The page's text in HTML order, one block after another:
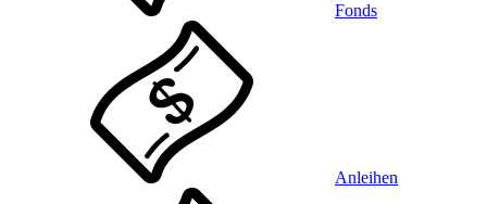
Fonds
Anleihen